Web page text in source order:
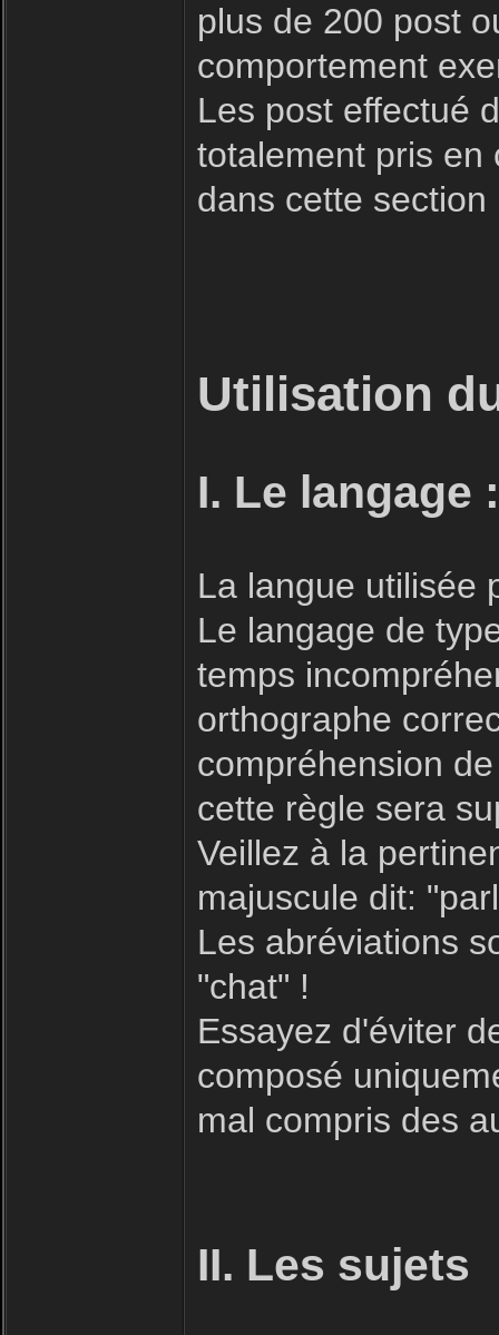
plus de 200 post
comportement
Les post effectué
totalement pris en
dans cette
Utilisation
I. Le langage :
La langue utilisée
Le langage de
temps
orthographe
compréhension
cette règle sera
Veillez à la
majuscule dit:
Les abréviations
"chat" !
Essayez d'éviter
composé
mal compris des
II. Les sujets